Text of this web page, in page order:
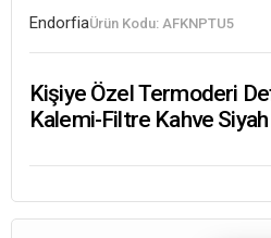
EndorfiaÜrün Kodu: AFKNPTU5
Kişiye Özel Termoderi
Kalemi-Filtre Kahve Siyah